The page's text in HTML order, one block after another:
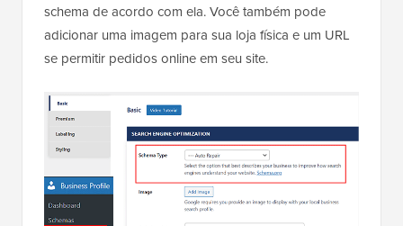
schema de acordo com ela. Você também pode
adicionar uma imagem para sua loja física e um URL
se permitir pedidos online em seu site.